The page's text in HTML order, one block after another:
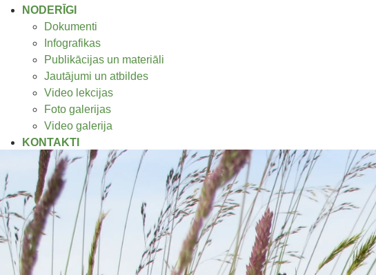
NODERĪGI
Dokumenti
Infografikas
Publikācijas un materiāli
Jautājumi un atbildes
Video lekcijas
Foto galerijas
Video galerija
KONTAKTI